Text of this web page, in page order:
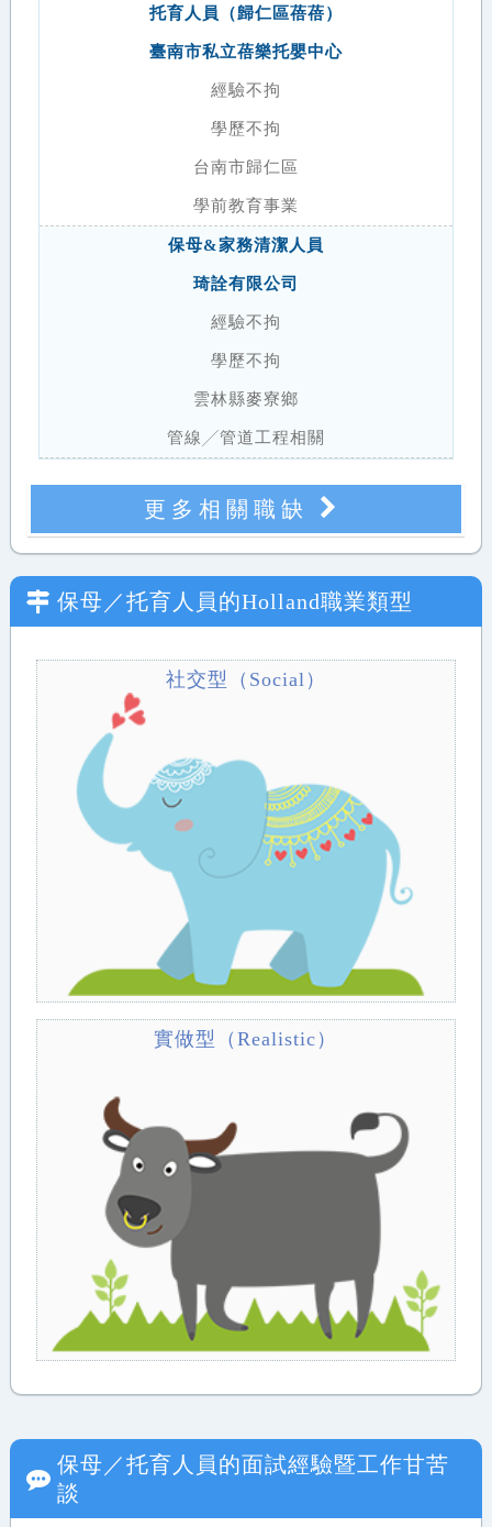
托育人員（歸仁區蓓蓓）
臺南市私立蓓樂托嬰中心
經驗不拘
學歷不拘
台南市歸仁區
學前教育事業
保母&家務清潔人員
琦詮有限公司
經驗不拘
學歷不拘
雲林縣麥寮鄉
管線╱管道工程相關
更多相關職缺
保母／托育人員 的Holland職業類型
社交型（Social）
實做型（Realistic）
保母／托育人員 的面試經驗暨工作甘苦
談